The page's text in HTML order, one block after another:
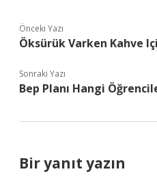
Önceki Yazı
Öksürük Varken Kahve
Sonraki Yazı
Bep Planı Hangi
Bir yanıt yazın